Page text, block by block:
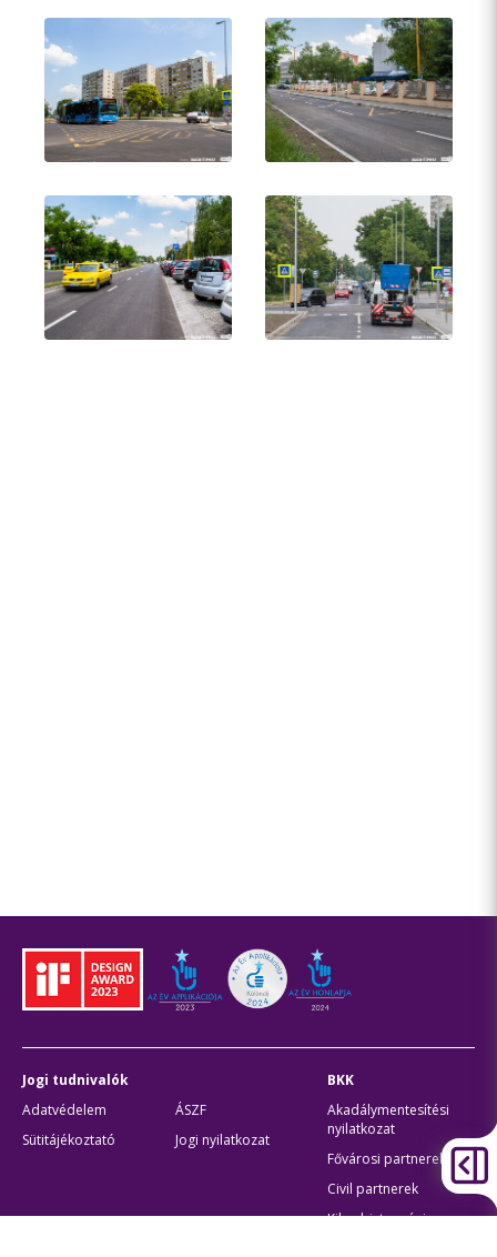
Jogi tudnivalók
Adatvédelem
ÁSZF
Sütitájékoztató
Jogi nyilatkozat
BKK
Akadálymentesítési
nyilatkozat
Fővárosi partnerek
Civil partnerek
Kiberbiztonsági